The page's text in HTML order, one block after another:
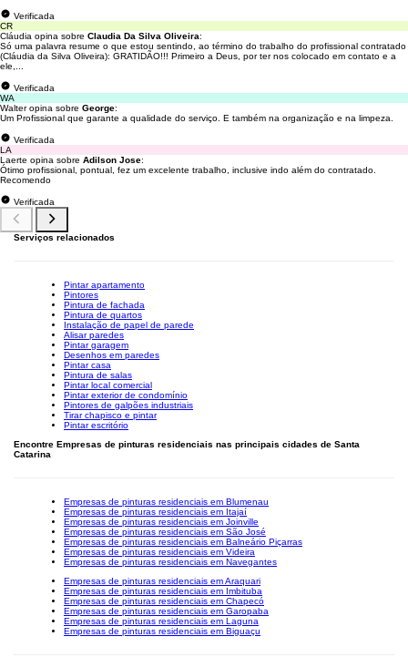
Verificada
CR
Cláudia opina sobre Claudia Da Silva Oliveira:
Só uma palavra resume o que estou sentindo, ao término do trabalho do profissional contratado
(Cláudia da Silva Oliveira): GRATIDÃO!!! Primeiro a Deus, por ter nos colocado em contato e a
ele,...
Verificada
WA
Walter opina sobre George:
Um Profissional que garante a qualidade do serviço. E também na organização e na limpeza.
Verificada
LA
Laerte opina sobre Adilson Jose:
Ótimo profissional, pontual, fez um excelente trabalho, inclusive indo além do contratado.
Recomendo
Verificada
Serviços relacionados
Pintar apartamento
Pintores
Pintura de fachada
Pintura de quartos
Instalação de papel de parede
Alisar paredes
Pintar garagem
Desenhos em paredes
Pintar casa
Pintura de salas
Pintar local comercial
Pintar exterior de condomínio
Pintores de galpões industriais
Tirar chapisco e pintar
Pintar escritório
Encontre Empresas de pinturas residenciais nas principais cidades de Santa
Catarina
Empresas de pinturas residenciais em Blumenau
Empresas de pinturas residenciais em Itajaí
Empresas de pinturas residenciais em Joinville
Empresas de pinturas residenciais em São José
Empresas de pinturas residenciais em Balneário Piçarras
Empresas de pinturas residenciais em Videira
Empresas de pinturas residenciais em Navegantes
Empresas de pinturas residenciais em Araquari
Empresas de pinturas residenciais em Imbituba
Empresas de pinturas residenciais em Chapecó
Empresas de pinturas residenciais em Garopaba
Empresas de pinturas residenciais em Laguna
Empresas de pinturas residenciais em Biguaçu